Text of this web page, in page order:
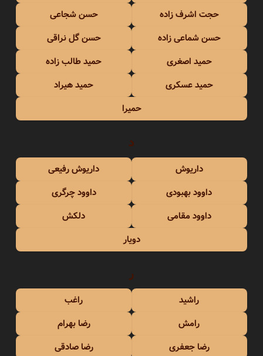
حجت اشرف زاده
حسن شجاعی
حسن شماعی زاده
حسن گل نراقی
حمید اصغری
حمید طالب زاده
حمید عسکری
حمید هیراد
حمیرا
د
داریوش
داریوش رفیعی
داوود بهبودی
داوود چرگری
داوود مقامی
دلکش
دویار
ر
راشید
راغب
رامش
رضا بهرام
رضا جعفری
رضا صادقی